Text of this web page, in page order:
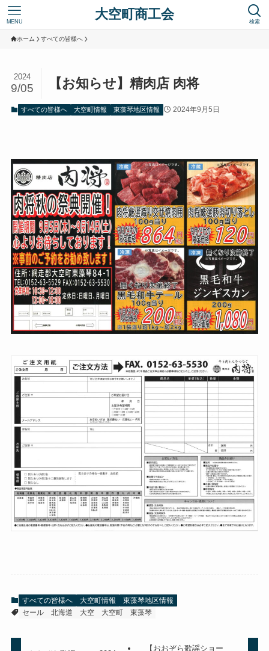
大空町商工会 検索
MENU
ホーム すべての皆様へ
【お知らせ】精肉店 肉将
2024
9/05
すべての皆様へ 大空町情報 東藻琴地区情報 2024年9月5日
すべての皆様へ 大空町情報
東藻琴地区情報
セール
北海道 大空 大空町 東藻琴
【おおぞら歌謡ショー